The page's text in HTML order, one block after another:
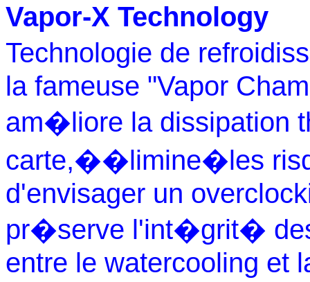
Vapor-X Technology
Technologie de
la fameuse "Vapor
am�liore la dissipation
carte,��limine�les
d'envisager un
pr�serve l'int�grit�
entre le watercooling et